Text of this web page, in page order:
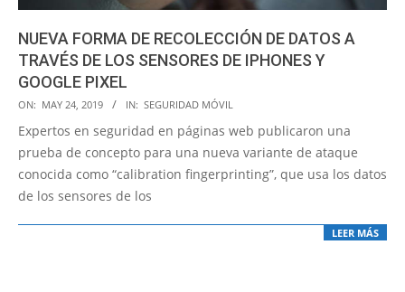
NUEVA FORMA DE RECOLECCIÓN DE DATOS A
TRAVÉS DE LOS SENSORES DE IPHONES Y
GOOGLE PIXEL
2019-
05-
ON: MAY 24, 2019 IN: SEGURIDAD MÓVIL
Expertos en seguridad en páginas web publicaron una
prueba de concepto para una nueva variante de ataque
conocida como “calibration fingerprinting”, que usa los datos
de los sensores de los
LEER MÁS